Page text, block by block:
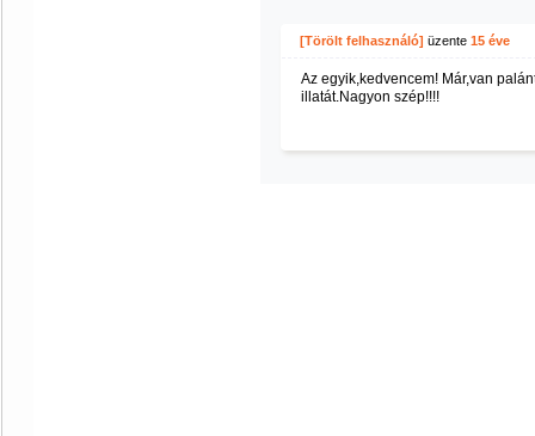
[Törölt felhasználó] üzente 15 éve
Az egyik,kedvencem! Már,van
illatát.Nagyon szép!!!!